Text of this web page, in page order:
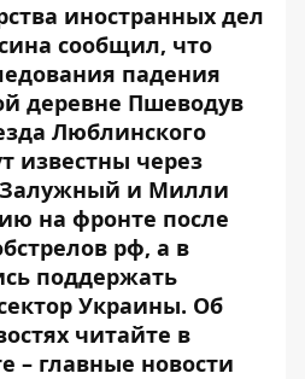
иностранных дел
сообщил, что
падения
деревне Пшеводув
Люблинского
известны через
Залужный и Милли
на фронте после
рф, а в
поддержать
Украины. Об
читайте в
– главные новости